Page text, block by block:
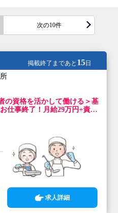
次の10件
掲載終了まであと 15日
の資格を活かして働ける＞基
仕事終了！月給29万円+責任
求人詳細